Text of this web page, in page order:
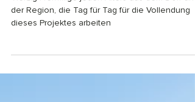
hoffen?
Vierzig Freiwillige jeden Alters aus dem Dorf und
dieses Projektes arbeiten